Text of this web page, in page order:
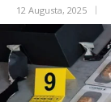
12 Augusta, 2025